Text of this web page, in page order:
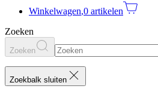
Winkelwagen,0 artikelen
Zoeken
Zoeken
Zoekbalk sluiten